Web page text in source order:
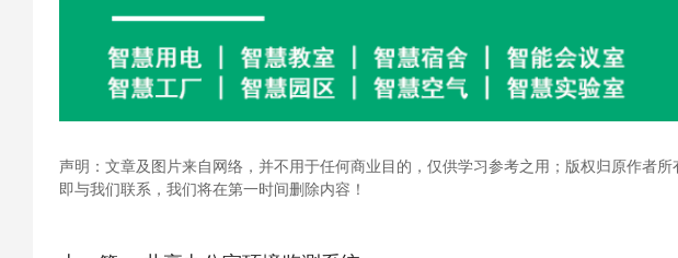
声明：文章及图片来自网络，并不用于任何商业目的，仅供学习参考之用；版权归原作者
即与我们联系，我们将在第一时间删除内容！